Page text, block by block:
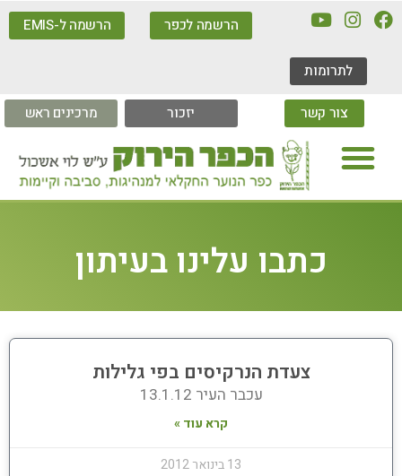
לתרומות
הרשמה לכפר הרשמה ל-EMIS
צור קשר יזכור מרכינים ראש
כתבו עלינו בעיתון
צעדת הנרקיסים בפי גלילות
עכבר העיר 13.1.12
קרא עוד »
13 בינואר 2012